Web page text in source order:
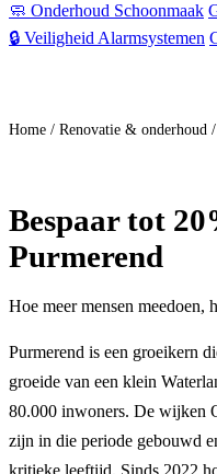
🧼 Onderhoud Schoonmaak
🔒 Veiligheid Alarmsystemen
Home / Renovatie & onderhoud /
Bespaartot
Purmerend
Hoe meer mensen meedoen,
Purmerend is een groeikern
groeide van een klein
80.000 inwoners. De wijken
zijn in die periode gebouwd
kritieke leeftijd. Sinds 2022